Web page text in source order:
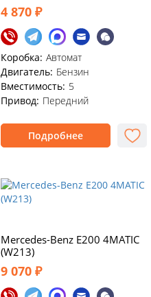
4 870 ₽
Коробка: Автомат
Двигатель: Бензин
Вместимость: 5
Привод: Передний
Подробнее
Mercedes-Benz E200 4MATIC
(W213)
9 070 ₽